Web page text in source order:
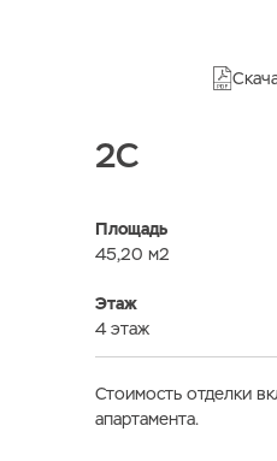
2C
Площадь
45,20 м2
Этаж
4 этаж
Стоимость отделки
апартамента.